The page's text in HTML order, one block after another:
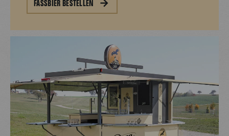
FASSBIER BESTELLEN